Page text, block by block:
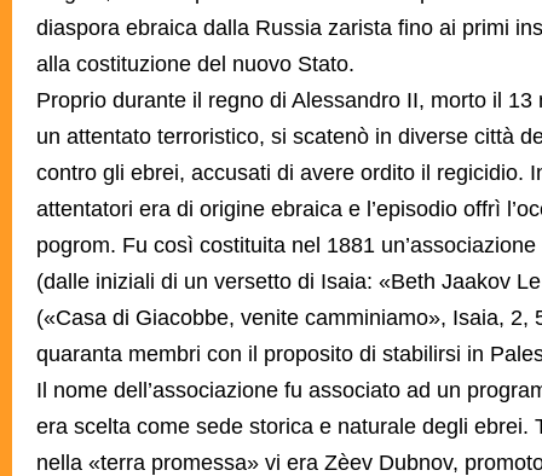
diaspora ebraica dalla Russia zarista fino ai primi
alla costituzione del nuovo Stato.
Proprio durante il regno di Alessandro II, morto il
un attentato terroristico, si scatenò in diverse città
contro gli ebrei, accusati di avere ordito il regicidio.
attentatori era di origine ebraica e l’episodio offrì
pogrom. Fu così costituita nel 1881
(dalle iniziali di un versetto di Isaia: «Beth Jaakov
(«Casa di Giacobbe, venite camminiamo», Isaia, 2,
quaranta membri con il proposito di stabilirsi in
Il nome dell’associazione fu associato ad un
era scelta come sede storica e naturale degli ebrei.
nella «terra promessa» vi era Zèev Dubnov,